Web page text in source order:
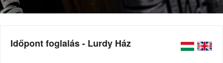
Időpont foglalás - Lurdy Ház